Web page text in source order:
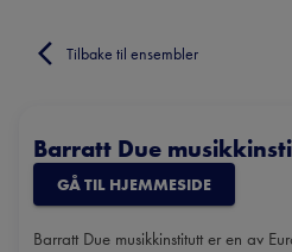
Tilbake til ensembler
Barratt Due
GÅ TIL HJEMMESIDE
Barratt Due musikkinstitutt er en av